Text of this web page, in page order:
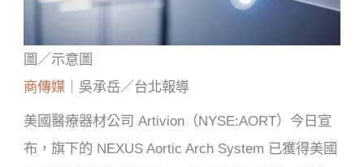
圖／示意圖
商傳媒 ｜吳承岳／台北報導
美國醫療器材公司 Artivion（NYSE:AORT）今日宣
布，旗下的 NEXUS Aortic Arch System 已獲得美國